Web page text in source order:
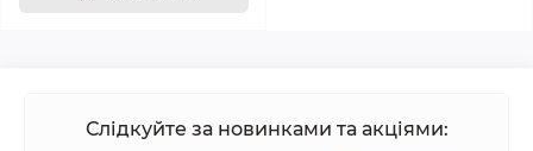
Слідкуйте за новинками та акціями: